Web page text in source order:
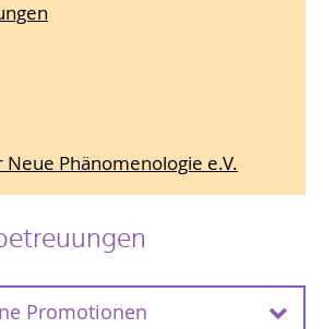
Phänomenologie e.V.
Promotionen